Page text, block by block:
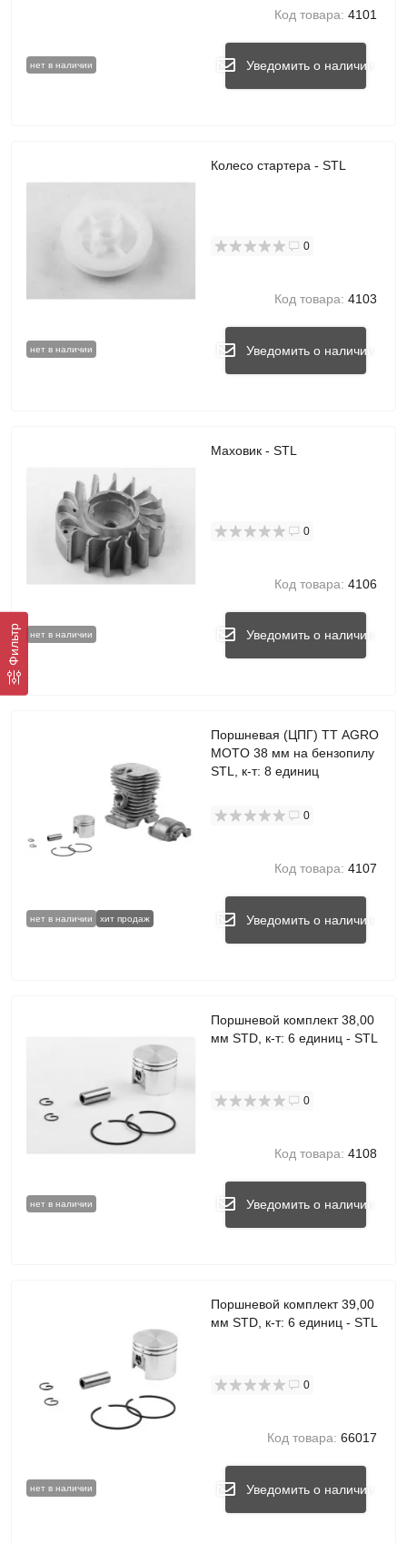
Фильтр
нет в наличии
Код товара: 4101
Уведомить о наличии
нет в наличии
Колесо стартера - STL
0
Код товара: 4103
Уведомить о наличии
нет в наличии
Маховик - STL
0
Код товара: 4106
Уведомить о наличии
нет в наличии хит продаж
Поршневая (ЦПГ) TT AGRO
MOTO 38 мм на бензопилу
STL, к-т: 8 единиц
0
Код товара: 4107
Уведомить о наличии
нет в наличии
Поршневой комплект 38,00
мм STD, к-т: 6 единиц - STL
0
Код товара: 4108
Уведомить о наличии
нет в наличии
Поршневой комплект 39,00
мм STD, к-т: 6 единиц - STL
0
Код товара: 66017
Уведомить о наличии